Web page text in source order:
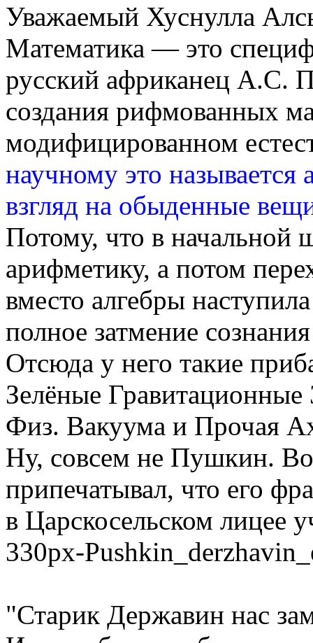
Уважаемый Хуснулла
Математика — это
русский африканец А.С.
создания рифмованных
модифицированном
научному это называется
взгляд на обыденные
Потому, что в начальной
арифметику, а потом
вместо алгебры
полное затмение
Отсюда у него такие
Зелёные
Физ. Вакуума и Прочая
Ну, совсем не Пушкин.
припечатывал, что его
в Царскосельском лицее
330px-
"Старик Державин нас